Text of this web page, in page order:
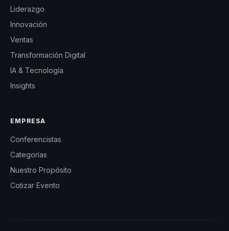
Liderazgo
Innovación
Ventas
Transformación Digital
IA & Tecnología
Insights
EMPRESA
Conferencistas
Categorías
Nuestro Propósito
Cotizar Evento